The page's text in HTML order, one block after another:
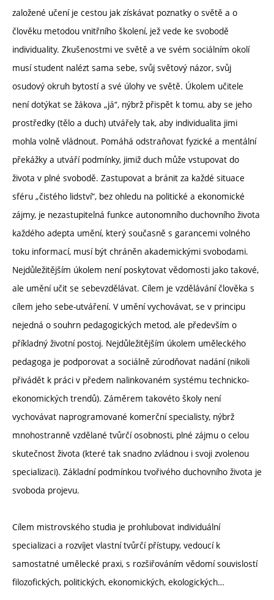
založené učení je cestou jak získávat poznatky o světě a o
člověku metodou vnitřního školení, jež vede ke svobodě
individuality. Zkušenostmi ve světě a ve svém sociálním okolí
musí student nalézt sama sebe, svůj světový názor, svůj
osudový okruh bytostí a své úlohy ve světě. Úkolem učitele
není dotýkat se žákova „já“, nýbrž přispět k tomu, aby se jeho
prostředky (tělo a duch) utvářely tak, aby individualita jimi
mohla volně vládnout. Pomáhá odstraňovat fyzické a mentální
překážky a utváří podmínky, jimiž duch může vstupovat do
života v plné svobodě. Zastupovat a bránit za každé situace
sféru „čistého lidství“, bez ohledu na politické a ekonomické
zájmy, je nezastupitelná funkce autonomního duchovního života
každého adepta umění, který současně s garancemi volného
toku informací, musí být chráněn akademickými svobodami.
Nejdůležitějším úkolem není poskytovat vědomosti jako takové,
ale umění učit se sebevzdělávat. Cílem je vzdělávání člověka s
cílem jeho sebe-utváření. V umění vychovávat, se v principu
nejedná o souhrn pedagogických metod, ale především o
příkladný životní postoj. Nejdůležitějším úkolem uměleckého
pedagoga je podporovat a sociálně zúrodňovat nadání (nikoli
přivádět k práci v předem nalinkovaném systému technicko-
ekonomických trendů). Záměrem takovéto školy není
vychovávat naprogramované komerční specialisty, nýbrž
mnohostranně vzdělané tvůrčí osobnosti, plné zájmu o celou
skutečnost života (které tak snadno zvládnou i svoji zvolenou
specializaci). Základní podmínkou tvořivého duchovního života je
svoboda projevu.
Cílem mistrovského studia je prohlubovat individuální
specializaci a rozvíjet vlastní tvůrčí přístupy, vedoucí k
samostatné umělecké praxi, s rozšiřováním vědomí souvislostí
filozofických, politických, ekonomických, ekologických…